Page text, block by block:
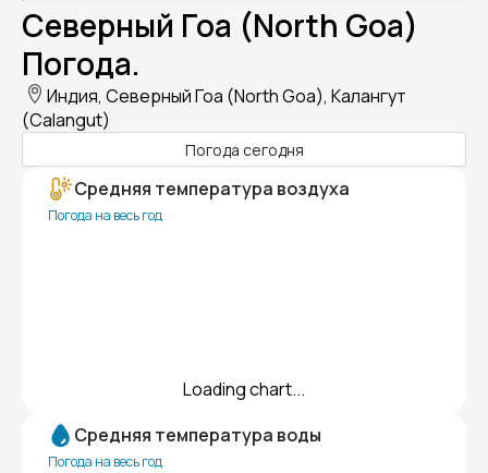
Северный Гоа (North Goa)
Погода.
Индия, Северный Гоа (North Goa), Калангут
(Calangut)
Погода сегодня
Средняя температура воздуха
Погода на весь год
Loading chart...
Средняя температура воды
Погода на весь год